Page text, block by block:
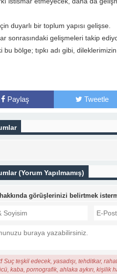
duyarlı bir toplum yapısı gelişse.
sonrasındaki gelişmeleri takip
bu bölge; tıpkı adı gibi,
Paylaş Tweetle
(Yorum Yapılmamış)
hakkında görüşlerinizi belirtmek
Suç teşkil edecek, yasadışı, tehditkar,
kaba, pornografik, ahlaka aykırı, kişilik